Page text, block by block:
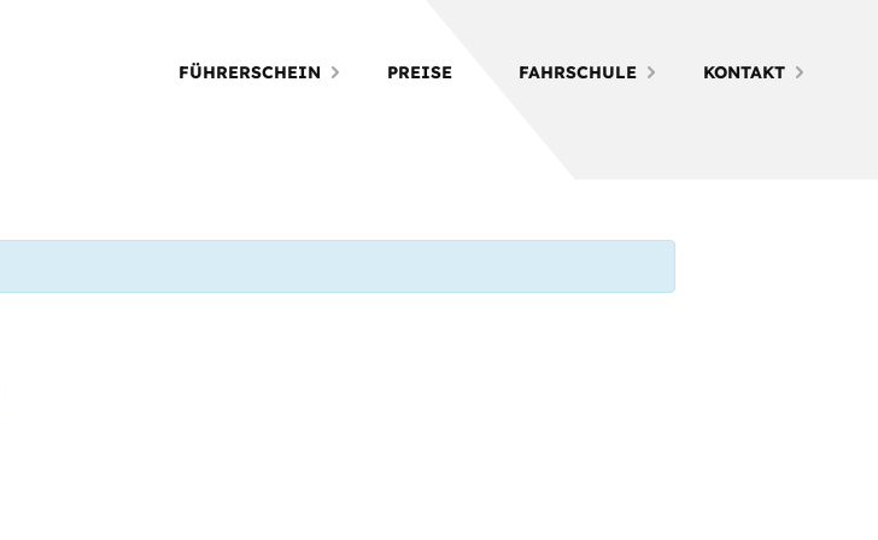
FÜHRERSCHEIN PREISE FAHRSCHULE KONTAKT